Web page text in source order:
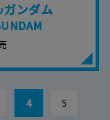
ンダム
4 5